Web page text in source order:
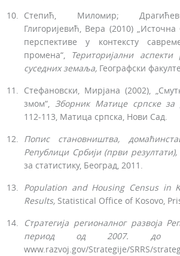
Степић, Миломир;
Глигоријевић, Вера (2010) „Источна
перспек­тиве у контексту
промена“, Територијални аспекти
суседних земаља, Географски
Стефановски, Мирјана (2002),
змом“, Зборник Матице српске за
112-113, Матица српска, Нови Сад.
Попис становништва,
Републици Србији (први резултати),
за статистику, Београд, 2011.
Population and Housing Census in
Results, Statistical Office of Kosovo,
Стратегија регионалног развоја
период од 2007. до
www.razvoj.gov/Strategije/SRRS/